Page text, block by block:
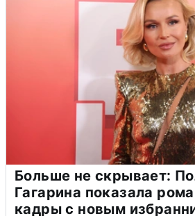
Больше не скрывает:
Гагарина показала
кадры с новым